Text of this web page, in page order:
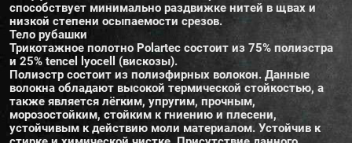
способствует минимально раздвижке нитей в щвах и
низкой степени осыпаемости срезов.
Тело рубашки
Трикотажное полотно Polartec состоит из 75% полиэстра
и 25% tencel lyocell (вискозы).
Полиэстр состоит из полиэфирных волокон. Данные
волокна обладают высокой термической стойкостью, а
также является лёгким, упругим, прочным,
морозостойким, стойким к гниению и плесени,
устойчивым к действию моли материалом. Устойчив к